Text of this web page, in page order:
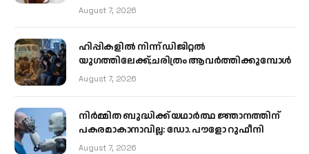
August 7, 2026
ഹിപ്പികളില്‍ നിന്ന് ഡിജിറ്റല്‍
യുഗത്തിലേക്ക്;ചരിത്രം ആവര്‍ത്തിക്കുമ്പോള്‍
August 7, 2026
നിർമ്മിത ബുദ്ധിക്ക് യഥാർത്ഥ ജ്ഞാനത്തിന്
പകരമാകാനാവില്ല: ഡോ. പൗളോ റുഫീനി
August 7, 2026